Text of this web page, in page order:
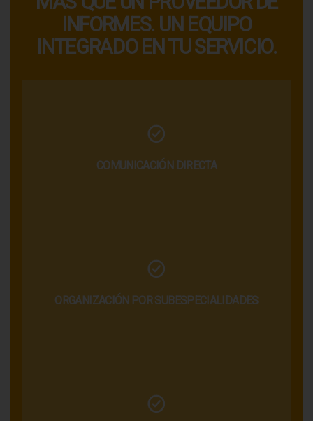
INFORMES. UN EQUIPO
INTEGRADO EN TU SERVICIO.
COMUNICACIÓN DIRECTA
ORGANIZACIÓN POR SUBESPECIALIDADES